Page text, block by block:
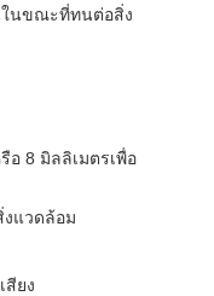
ในขณะที่ทนต่อสิ่ง
อ 8 มิลลิเมตรเพื่อ
แวดล้อม
ยง